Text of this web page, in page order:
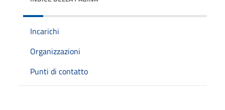
Incarichi
Organizzazioni
Punti di contatto